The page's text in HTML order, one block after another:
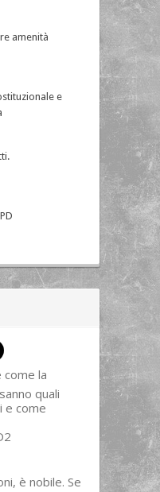
amenità
e
come la
quali
e come
è nobile. Se